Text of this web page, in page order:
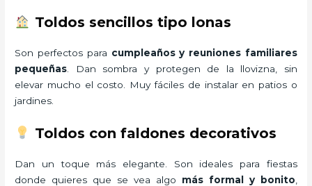
Toldos sencillos tipo lonas
Son perfectos para cumpleaños y reuniones familiares
pequeñas . Dan sombra y protegen de la llovizna, sin
elevar mucho el costo. Muy fáciles de instalar en patios o
jardines.
Toldos con faldones decorativos
Dan un toque más elegante. Son ideales para fiestas
donde quieres que se vea algo más formal y bonito